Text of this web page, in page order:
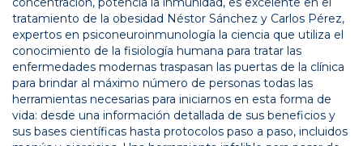
tratamiento de la obesidad Néstor Sánchez y Carlos Pérez,
expertos en psiconeuroinmunología la ciencia que utiliza el
conocimiento de la fisiología humana para tratar las
enfermedades modernas traspasan las puertas de la clínica
para brindar al máximo número de personas todas las
herramientas necesarias para iniciarnos en esta forma de
vida: desde una información detallada de sus beneficios y
sus bases científicas hasta protocolos paso a paso, incluidos